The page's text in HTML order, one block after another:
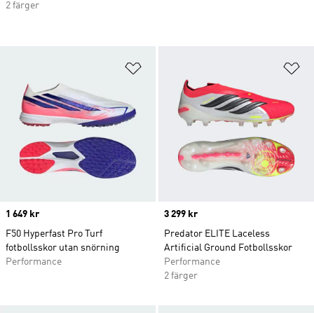
Price
1 649 kr
F50 Hyperfast Pro Turf
fotbollsskor utan snörning
Performance
Price
3 299 kr
Predator ELITE Laceless
Artificial Ground Fotbollsskor
Performance
2 färger
2 färger